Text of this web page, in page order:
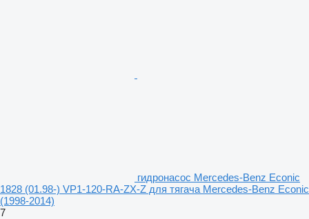
гидронасос Mercedes-Benz Econic
1828 (01.98-) VP1-120-RA-ZX-Z для тягача Mercedes-Benz Econic
(1998-2014)
7